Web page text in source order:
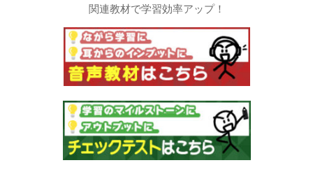
関連教材で学習効率アップ！